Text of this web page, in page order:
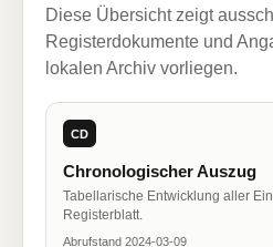
Diese Übersicht zeigt
Registerdokumente und
lokalen Archiv vorliegen.
CD
Chronologischer Auszug
Tabellarische Entwicklung aller
Registerblatt.
Abrufstand 2024-03-09